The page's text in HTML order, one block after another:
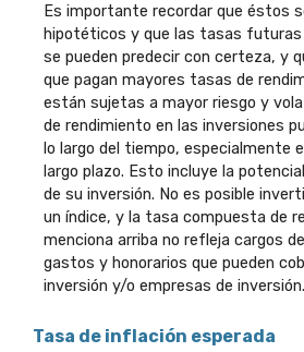
Es importante recordar que éstos
hipotéticos y que las tasas futuras
se pueden predecir con certeza, y
que pagan mayores tasas de
están sujetas a mayor riesgo y
de rendimiento en las inversiones
lo largo del tiempo, especialmente
largo plazo. Esto incluye la
de su inversión. No es posible
un índice, y la tasa compuesta de
menciona arriba no refleja cargos
gastos y honorarios que pueden
inversión y/o empresas de inversión.
Tasa de inflación esperada